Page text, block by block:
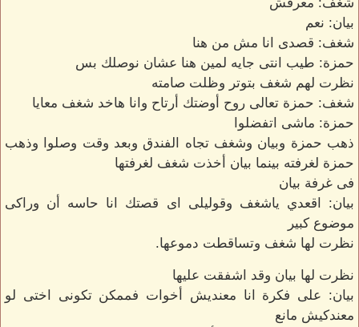
بيان: نعم
شغف: قصدى انا مش من هنا
حمزة: طيب انتى جايه لمين هنا عشان نوصلك بس
نظرت لهم شغف بتوتر وظلت صامته
شغف: حمزة تعالى روح أوضتك أرتاح وانا هاخد شغف معايا
حمزة: ماشى اتفضلوا
ذهب حمزة وبيان وشغف تجاه الفندق وبعد وقت وصلوا وذهب
حمزة لغرفته بينما بيان أخذت شغف لغرفتها
فى غرفة بيان
بيان: اقعدي ياشغف وقوليلى اى قصتك انا حاسه أن وراكى
موضوع كبير
نظرت لها شغف وتساقطت دموعها.
نظرت لها بيان وقد اشفقت عليها
بيان: على فكرة انا معنديش أخوات فممكن تكونى اختى لو
معندكيش مانع